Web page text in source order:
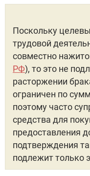
Поскольку
трудовой
совместно
РФ), то это не
расторжении
ограничен по
поэтому часто
средства для
предоставления
подтверждения
подлежит только